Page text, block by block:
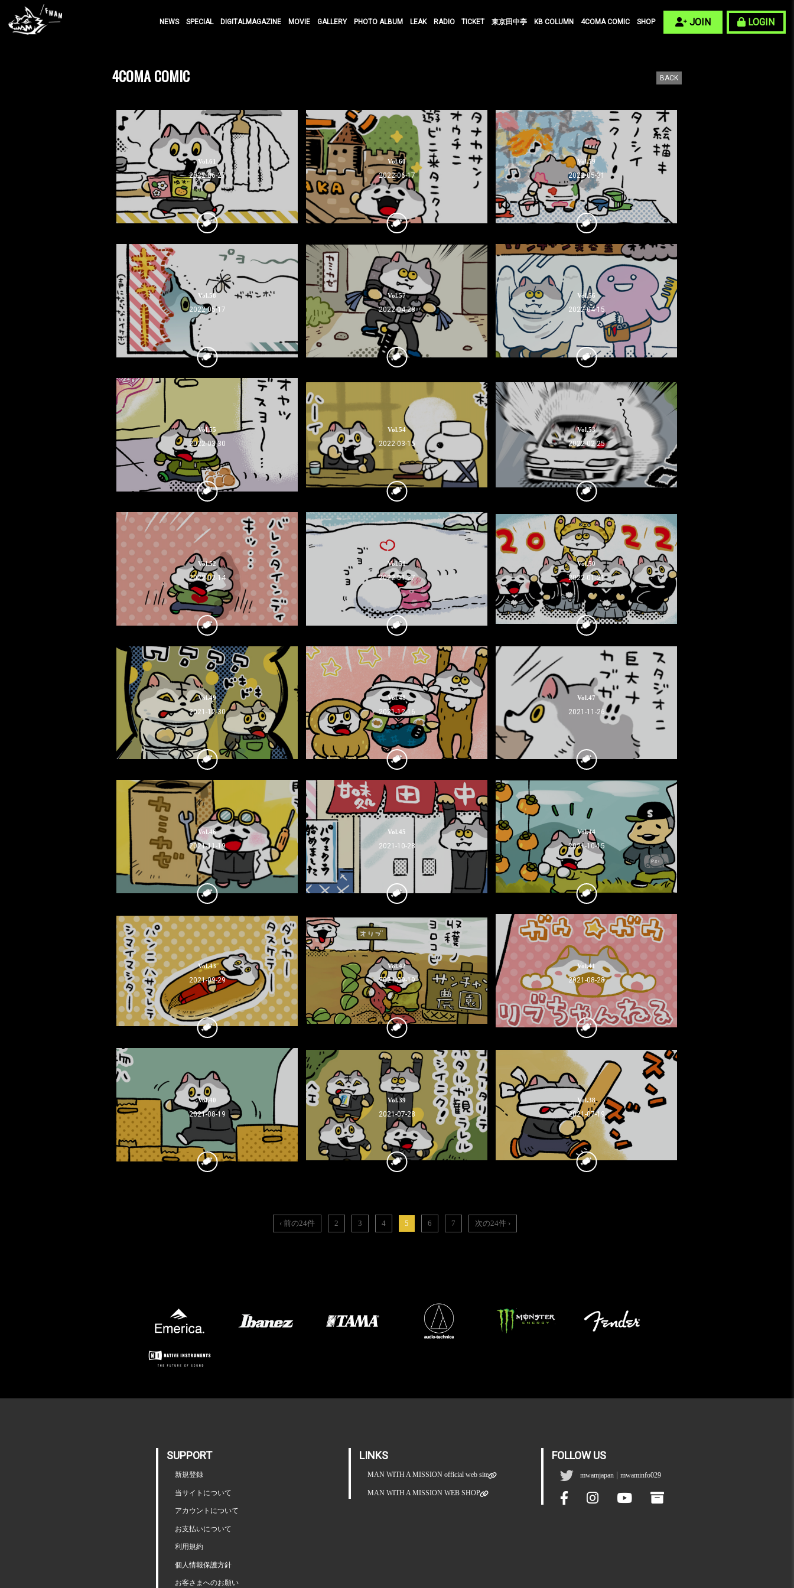
NEWS SPECIAL DIGITALMAGAZINE MOVIE GALLERY PHOTO ALBUM LEAK RADIO TICKET 東京田中亭 KB COLUMN 4COMA COMIC SHOP JOIN LOGIN
4COMA COMIC BACK
Vol.61
2022-06-27
Vol.60
2022-06-17
Vol.59
2022-05-31
Vol.58
2022-05-17
Vol.57
2022-04-28
Vol.56
2022-04-15
Vol.55
2022-03-30
Vol.54
2022-03-15
Vol.53
2022-02-25
Vol.52
2022-02-14
Vol.51
2022-01-27
Vol.50
2022-01-21
Vol.49
2021-12-30
Vol.48
2021-12-16
Vol.47
2021-11-26
Vol.46
2021-11-19
Vol.45
2021-10-28
Vol.44
2021-10-15
Vol.43
2021-09-29
Vol.42
2021-09-19
Vol.41
2021-08-28
Vol.40
2021-08-19
Vol.39
2021-07-28
Vol.38
2021-07-19
‹ 前の24件 2 3 4 5 6 7 次の24件 ›
SUPPORT
新規登録
当サイトについて
アカウントについて
お支払いについて
利用規約
個人情報保護方針
お客さまへのお願い
LINKS
MAN WITH A MISSION official web site
MAN WITH A MISSION WEB SHOP
FOLLOW US
mwamjapan |mwaminfo029